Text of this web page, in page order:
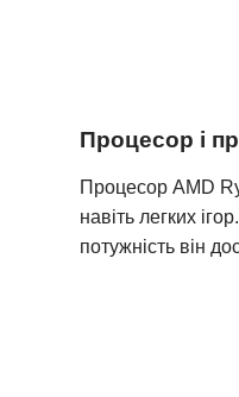
Процесор і
Процесор AMD
навіть легких
потужність він